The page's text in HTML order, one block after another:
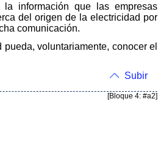
información que las empresas
del origen de la electricidad por
comunicación.
voluntariamente, conocer el
Subir
[Bloque 4: #a2]